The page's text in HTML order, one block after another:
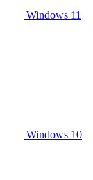
Windows 11
Windows 10